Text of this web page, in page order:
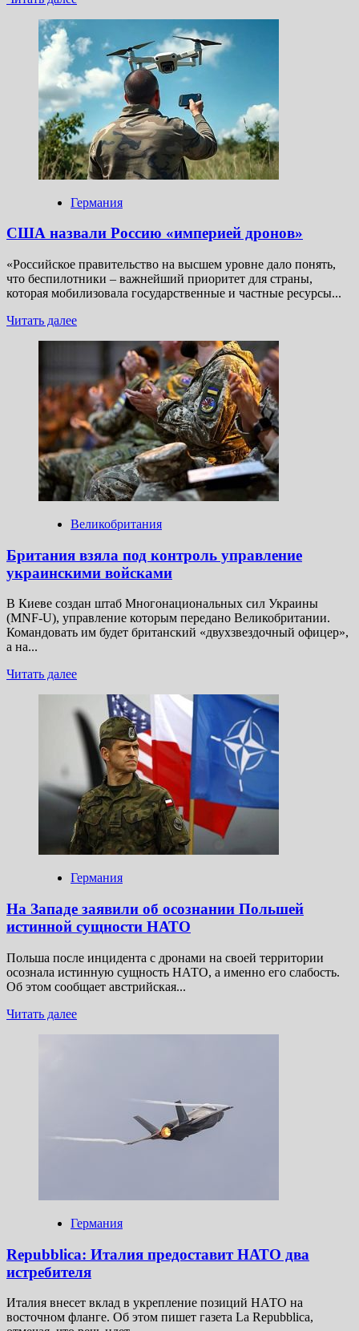
о
Войска
НАТО
срочно
отправляют
в Польшу:
Варшава
подписала
резолюцию
Германия
США назвали Россию «империей дронов»
«Российское правительство на высшем уровне дало понять,
что беспилотники – важнейший приоритет для страны,
которая мобилизовала государственные и частные ресурсы...
Читать далееПрочитать
назвали
Россию
«империей
дронов»
Великобритания
Британия взяла под контроль управление
украинскими войсками
В Киеве создан штаб Многонациональных сил Украины
(MNF-U), управление которым передано Великобритании.
Командовать им будет британский «двухзвездочный офицер»,
а на...
Читать далееПрочитать
Британия
взяла
под
контроль
управление
украинскими
войсками
Германия
На Западе заявили об осознании Польшей
истинной сущности НАТО
Польша после инцидента с дронами на своей территории
осознала истинную сущность НАТО, а именно его слабость.
Об этом сообщает австрийская...
Читать далееПрочитать
НАТО
Германия
Repubblica: Италия предоставит НАТО два
истребителя
Италия внесет вклад в укрепление позиций НАТО на
восточном фланге. Об этом пишет газета La Repubblica,